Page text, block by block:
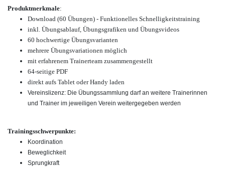
Produktmerkmale:
Download (60 Übungen) - Funktionelles Schnelligkeitstraining
inkl. Übungsablauf, Übungsgrafiken und Übungsvideos
60 hochwertige Übungsvarianten
mehrere Übungsvariationen möglich
mit erfahrenem Trainerteam zusammengestellt
64-seitige PDF
direkt aufs Tablet oder Handy laden
Vereinslizenz: Die Übungssammlung darf an weitere Trainerinnen
und Trainer im jeweiligen Verein weitergegeben werden
Trainingsschwerpunkte:
Koordination
Beweglichkeit
Sprungkraft